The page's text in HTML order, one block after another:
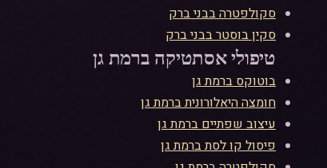
סקולפטרהבבני ברק
סקין בוסטרבבני ברק
טיפולי אסתטיקה ברמת גן
בוטוקסברמת גן
חומצה היאלורוניתברמת גן
עיצוב שפתייםברמת גן
פיסול קו לסתברמת גן